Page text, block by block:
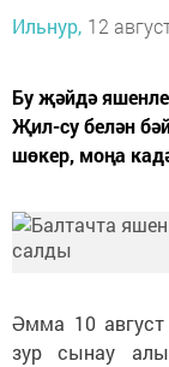
Ильнур, 12
Бу җәйдә
Җил-су белән
шөкер, моңа
Әмма 10
зур сынау